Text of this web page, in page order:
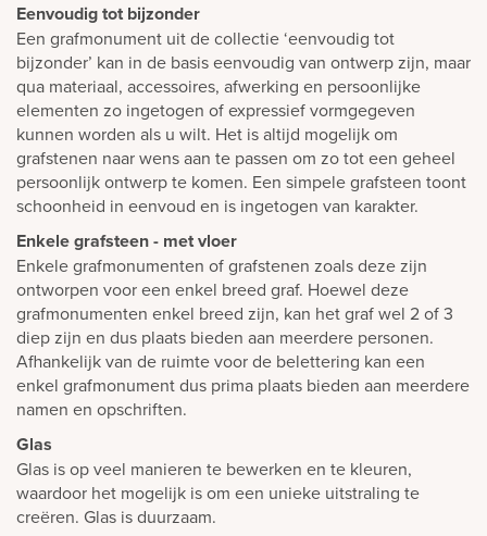
Eenvoudig tot bijzonder
Een grafmonument uit de collectie ‘eenvoudig tot
bijzonder’ kan in de basis eenvoudig van ontwerp zijn, maar
qua materiaal, accessoires, afwerking en persoonlijke
elementen zo ingetogen of expressief vormgegeven
kunnen worden als u wilt. Het is altijd mogelijk om
grafstenen naar wens aan te passen om zo tot een geheel
persoonlijk ontwerp te komen. Een simpele grafsteen toont
schoonheid in eenvoud en is ingetogen van karakter.
Enkele grafsteen - met vloer
Enkele grafmonumenten of grafstenen zoals deze zijn
ontworpen voor een enkel breed graf. Hoewel deze
grafmonumenten enkel breed zijn, kan het graf wel 2 of 3
diep zijn en dus plaats bieden aan meerdere personen.
Afhankelijk van de ruimte voor de belettering kan een
enkel grafmonument dus prima plaats bieden aan meerdere
namen en opschriften.
Glas
Glas is op veel manieren te bewerken en te kleuren,
waardoor het mogelijk is om een unieke uitstraling te
creëren. Glas is duurzaam.